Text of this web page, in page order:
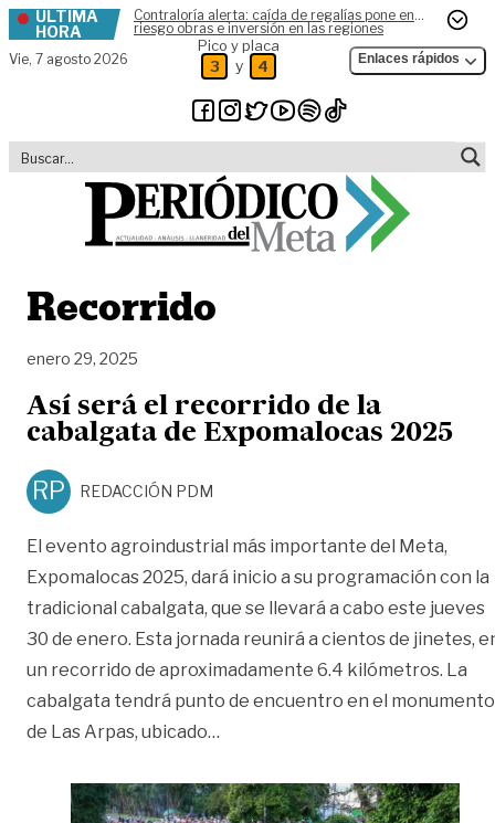
Skip to content
ÚLTIMA
HORA
Contraloría alerta: caída de regalías pone en
riesgo obras e inversión en las regiones
Vie, 7 agosto 2026
Pico y placa
3 y 4 Enlaces rápidos
Recorrido
enero 29, 2025
Así será el recorrido de la
cabalgata de Expomalocas 2025
RP REDACCIÓN PDM
El evento agroindustrial más importante del Meta,
Expomalocas 2025, dará inicio a su programación con la
tradicional cabalgata, que se llevará a cabo este jueves
30 de enero. Esta jornada reunirá a cientos de jinetes,
un recorrido de aproximadamente 6.4 kilómetros. La
cabalgata tendrá punto de encuentro en el monumento
de Las Arpas, ubicado…